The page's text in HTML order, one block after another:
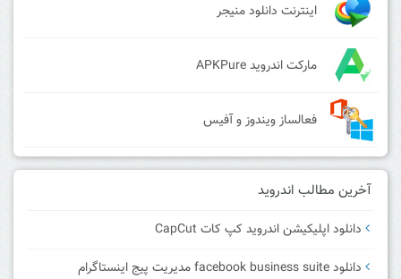
اینترنت دانلود منیجر
مارکت اندروید APKPure
فعالساز ویندوز و آفیس
آخرین مطالب اندروید
دانلود اپلیکیشن اندروید کپ کات CapCut
دانلود facebook business suite مدیریت پیج اینستاگرام